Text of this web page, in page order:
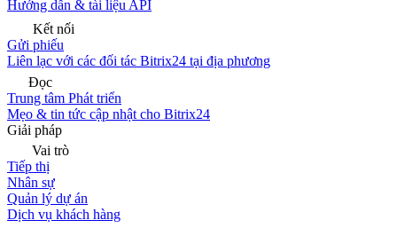
Hướng dẫn & tài liệu API
Kết nối
Gửi phiếu
Liên lạc với các đối tác Bitrix24 tại địa phương
Đọc
Trung tâm Phát triển
Mẹo & tin tức cập nhật cho Bitrix24
Giải pháp
Vai trò
Tiếp thị
Nhân sự
Quản lý dự án
Dịch vụ khách hàng